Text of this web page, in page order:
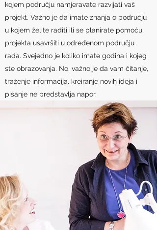
kojem području namjeravate razvijati vaš
projekt. Važno je da imate znanja o području
u kojem želite raditi ili se planirate pomoću
projekta usavršiti u određenom području
rada. Svejedno je koliko imate godina i kojeg
ste obrazovanja. No, važno je da vam čitanje,
traženje informacija, kreiranje novih ideja i
pisanje ne predstavlja napor.